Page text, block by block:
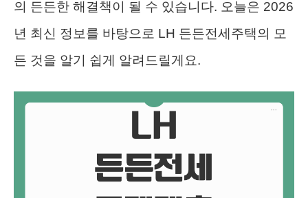
의 든든한 해결책이 될 수 있습니다. 오늘은 2026
년 최신 정보를 바탕으로 LH 든든전세주택의 모
든 것을 알기 쉽게 알려드릴게요.